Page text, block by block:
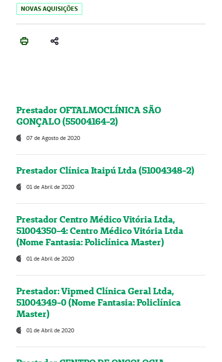
NOVAS AQUISIÇÕES
Prestador OFTALMOCLÍNICA SÃO
GONÇALO (55004164-2)
07 de Agosto de 2020
Prestador Clínica Itaipú Ltda (51004348-2)
01 de Abril de 2020
Prestador Centro Médico Vitória Ltda,
51004350-4: Centro Médico Vitória Ltda
(Nome Fantasia: Policlínica Master)
01 de Abril de 2020
Prestador: Vipmed Clínica Geral Ltda,
51004349-0 (Nome Fantasia: Policlínica
Master)
01 de Abril de 2020